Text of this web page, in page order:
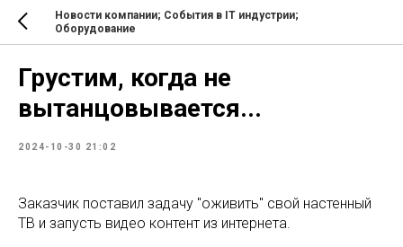
Новости компании; События в IT индустрии;
Оборудование
Грустим, когда не
вытанцовывается...
2024-10-30 21:02
Заказчик поставил задачу "оживить" свой настенный
ТВ и запусть видео контент из интернета.